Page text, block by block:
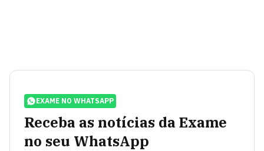
EXAME NO WHATSAPP
Receba as notícias da Exame
no seu WhatsApp